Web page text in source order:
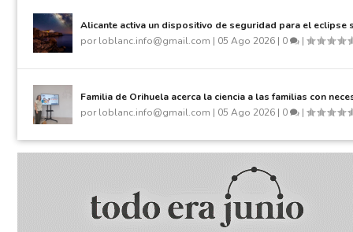
Alicante activa un dispositivo de seguridad para el
porloblanc.info@gmail.com | 05 Ago 2026 | 0 |
Familia de Orihuela acerca la ciencia a las familias con
porloblanc.info@gmail.com | 05 Ago 2026 | 0 |